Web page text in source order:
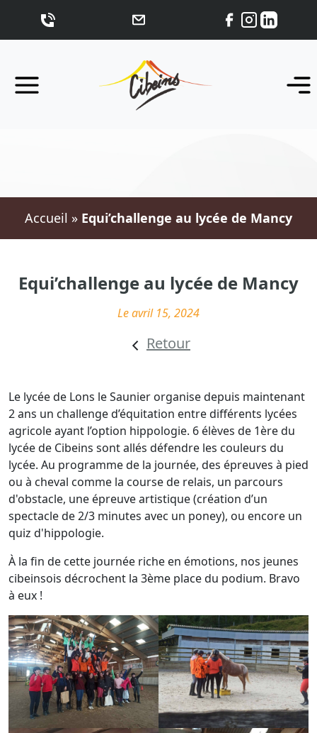
Accueil » Equi’challenge au lycée de Mancy
Equi’challenge au lycée de Mancy
Le avril 15, 2024
Retour
Le lycée de Lons le Saunier organise depuis maintenant
2 ans un challenge d’équitation entre différents lycées
agricole ayant l’option hippologie. 6 élèves de 1ère du
lycée de Cibeins sont allés défendre les couleurs du
lycée. Au programme de la journée, des épreuves à pied
ou à cheval comme la course de relais, un parcours
d'obstacle, une épreuve artistique (création d’un
spectacle de 2/3 minutes avec un poney), ou encore un
quiz d'hippologie.
À la fin de cette journée riche en émotions, nos jeunes
cibeinsois décrochent la 3ème place du podium. Bravo
à eux !